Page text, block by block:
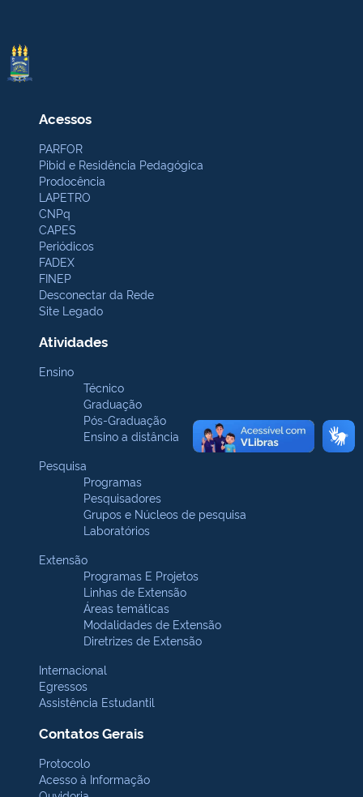
Acessos
PARFOR
Pibid e Residência Pedagógica
Prodocência
LAPETRO
CNPq
CAPES
Periódicos
FADEX
FINEP
Desconectar da Rede
Site Legado
Atividades
Ensino
Técnico
Graduação
Pós-Graduação
Ensino a distância
Pesquisa
Programas
Pesquisadores
Grupos e Núcleos de pesquisa
Laboratórios
Extensão
Programas E Projetos
Linhas de Extensão
Áreas temáticas
Modalidades de Extensão
Diretrizes de Extensão
Internacional
Egressos
Assistência Estudantil
Contatos Gerais
Protocolo
Acesso à Informação